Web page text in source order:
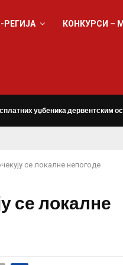
РЕГИЈА КОНКУРСИ –
уџбеника дервентским
се локалне непогоде
се локалне